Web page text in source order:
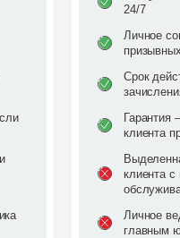
24/7
Личное
Срок
Гарантия
клиента
клиента с
Личное
главным